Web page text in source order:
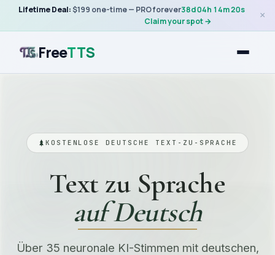
Lifetime Deal:$199 one-time — PRO forever38d04h 14m20s
Claim your spot →
×
FreeTTS
KOSTENLOSE DEUTSCHE TEXT-ZU-SPRACHE
Text zu Sprache
auf Deutsch
Über 35 neuronale KI-Stimmen mit deutschen,